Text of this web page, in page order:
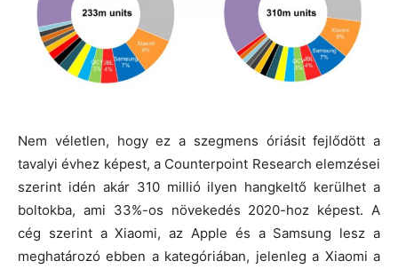
Nem véletlen, hogy ez a szegmens óriásit fejlődött a
tavalyi évhez képest, a Counterpoint Research elemzései
szerint idén akár 310 millió ilyen hangkeltő kerülhet a
boltokba, ami 33%-os növekedés 2020-hoz képest. A
cég szerint a Xiaomi, az Apple és a Samsung lesz a
meghatározó ebben a kategóriában, jelenleg a Xiaomi a